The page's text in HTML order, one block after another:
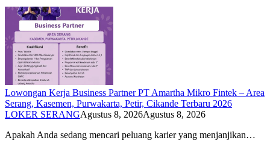
Lowongan Kerja Business Partner PT Amartha Mikro Fintek – Area
Serang, Kasemen, Purwakarta, Petir, Cikande Terbaru 2026
LOKER SERANGAgustus 8, 2026Agustus 8, 2026
Apakah Anda sedang mencari peluang karier yang menjanjikan…